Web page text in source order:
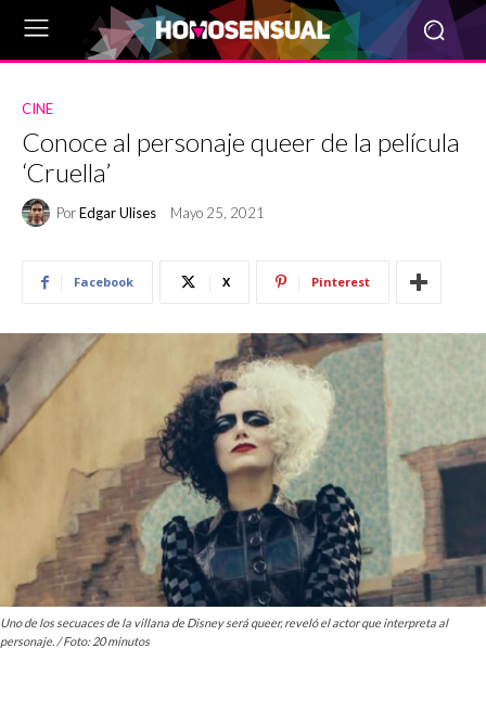
CINE
Conoce al personaje queer de la película
‘Cruella’
PorEdgar Ulises Mayo 25, 2021
Facebook X Pinterest
Uno de los secuaces de la villana de Disney será queer, reveló el actor que interpreta al
personaje. / Foto: 20 minutos